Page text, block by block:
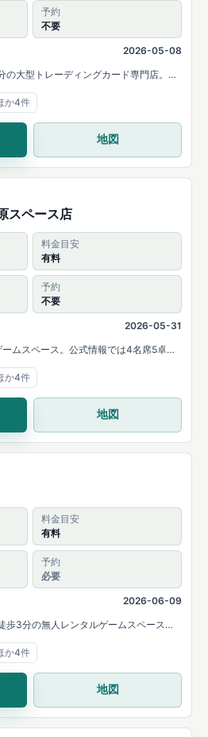
予約
不要
2026-05-08
の大型トレーディングカード専門店。公
デュエルスペースを案内しています。
か4件
地図
スペース店
料金目安
有料
予約
不要
2026-05-31
ムスペース。公式情報では4名席5卓と2
商品の販売や店内受け取りにも対応して
か4件
地図
料金目安
有料
予約
必要
2026-06-09
歩3分の無人レンタルゲームスペース。
ードゲーム、TRPG、ポーカーに適した
。か4件
地図